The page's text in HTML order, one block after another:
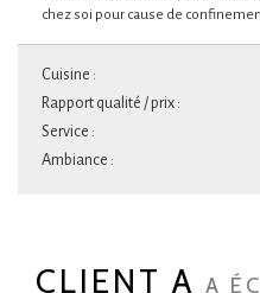
chez soi pour cause de
Cuisine :
Rapport qualité / prix :
Service :
Ambiance :
CLIENT A A